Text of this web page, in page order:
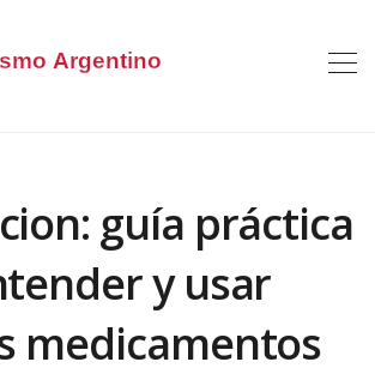
guía práctica
y usar
medicamentos